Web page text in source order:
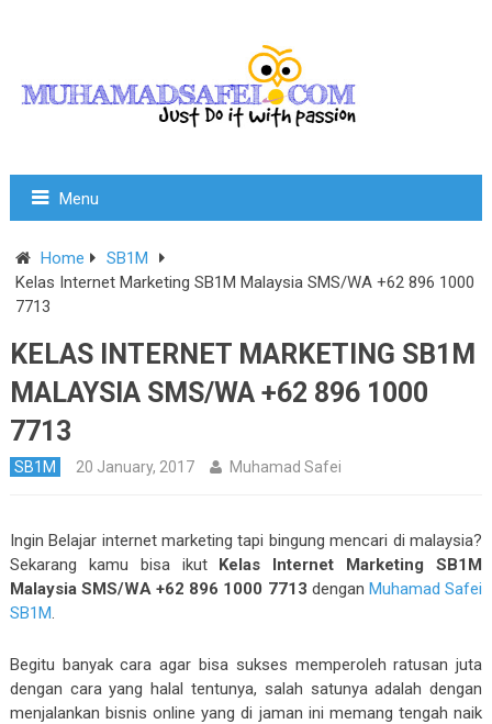
Menu
Home
SB1M
Kelas Internet Marketing SB1M Malaysia SMS/WA +62 896 1000
7713
KELAS INTERNET MARKETING SB1M
MALAYSIA SMS/WA +62 896 1000
7713
SB1M 20 January, 2017 Muhamad Safei
Ingin Belajar internet marketing tapi bingung mencari di malaysia?
Sekarang kamu bisa ikut Kelas Internet Marketing SB1M
Malaysia SMS/WA +62 896 1000 7713 dengan Muhamad Safei
SB1M.
Begitu banyak cara agar bisa sukses memperoleh ratusan juta
dengan cara yang halal tentunya, salah satunya adalah dengan
menjalankan bisnis online yang di jaman ini memang tengah naik